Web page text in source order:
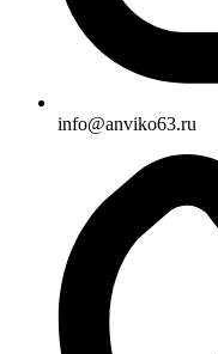
info@anviko63.ru